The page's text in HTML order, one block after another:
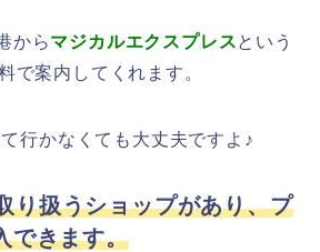
からマジカルエクスプレスという
案内してくれます。
行かなくても大丈夫ですよ♪
り扱うショップがあり、プ
できます。